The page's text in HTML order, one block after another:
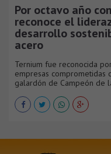
Por octavo año
reconoce el
desarrollo
acero
Ternium fue reconocida
empresas
galardón de Campeón de